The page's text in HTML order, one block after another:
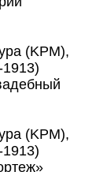
(KPM),
(KPM),